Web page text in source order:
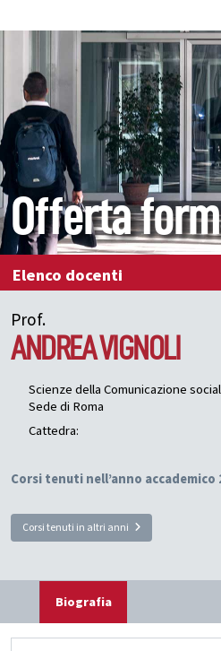
Offerta
Elenco docenti
Prof.
ANDREAVIGNOLI
Scienze della Comunicazione
Sede di Roma
Cattedra:
Corsi tenuti nell’anno accademico
Corsi tenuti in altri anni
Biografia